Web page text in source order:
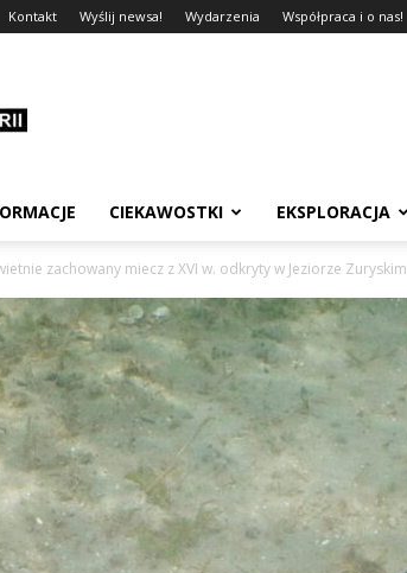
Kontakt Wyślij newsa! Wydarzenia Współpraca i o nas!
CIEKAWOSTKI EKSPLORACJA
zachowany miecz z XVI w. odkryty w Jeziorze Zuryskim